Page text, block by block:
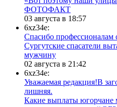
ФОТОФАКТ
03 августа в 18:57
6xz34e:
Спасибо профессионалам
Сургутские спасатели
мужчину
02 августа в 21:42
6xz34e:
Уважаемая редакция!В
лишняя.
Какие выплаты югорчане